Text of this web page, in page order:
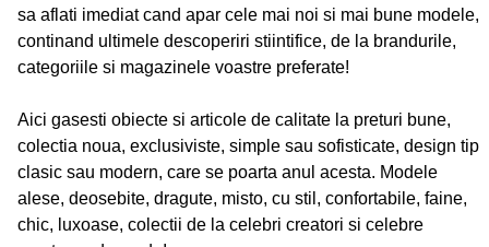
sa aflati imediat cand apar cele mai noi si mai bune modele,
continand ultimele descoperiri stiintifice, de la brandurile,
categoriile si magazinele voastre preferate!
Aici gasesti obiecte si articole de calitate la preturi bune,
colectia noua, exclusiviste, simple sau sofisticate, design tip
clasic sau modern, care se poarta anul acesta. Modele
alese, deosebite, dragute, misto, cu stil, confortabile, faine,
chic, luxoase, colectii de la celebri creatori si celebre